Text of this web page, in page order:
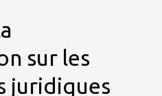
sur les
juridiques